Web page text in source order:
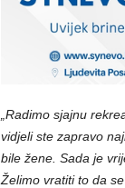
„Radimo sjajnu
vidjeli ste zapravo
bile žene. Sada je
Želimo vratiti to da